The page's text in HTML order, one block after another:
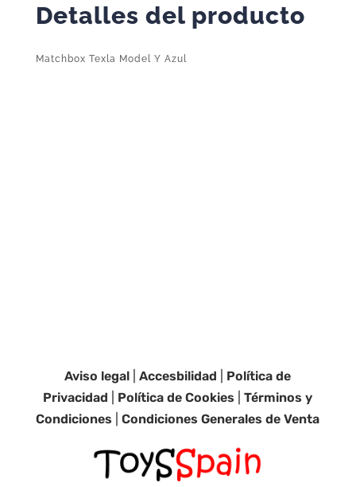
Detalles del producto
Matchbox Texla Model Y Azul
Aviso legal |Accesbilidad
Política de
Privacidad
Política de Cookies |Términos y
Condiciones |Condiciones Generales de Venta